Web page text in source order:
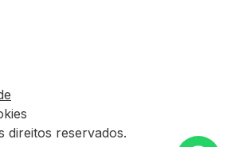
direitos reservados.